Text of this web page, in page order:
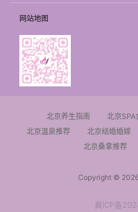
网站地图
北京养生指南 北京SPA
北京温泉推荐
北京结婚婚嫁
北京桑拿推荐
Copyright ©
冀ICP备